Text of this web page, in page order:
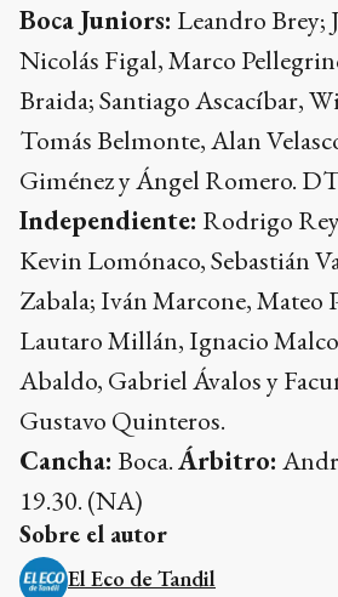
Boca Juniors: Leandro Brey;
Nicolás Figal, Marco
Braida; Santiago Ascacíbar,
Tomás Belmonte, Alan
Giménez y Ángel Romero.
Independiente: Rodrigo
Kevin Lomónaco, Sebastián
Zabala; Iván Marcone, Mateo
Lautaro Millán, Ignacio
Abaldo, Gabriel Ávalos y
Gustavo Quinteros.
Cancha: Boca.Árbitro:
19.30. (NA)
Sobre el autor
El Eco de Tandil